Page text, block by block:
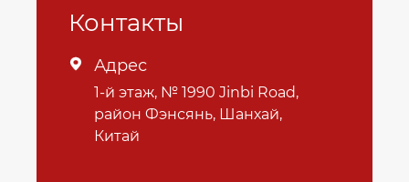
Контакты
 Адрес
1-й этаж, № 1990 Jinbi Road,
район Фэнсянь, Шанхай,
Китай